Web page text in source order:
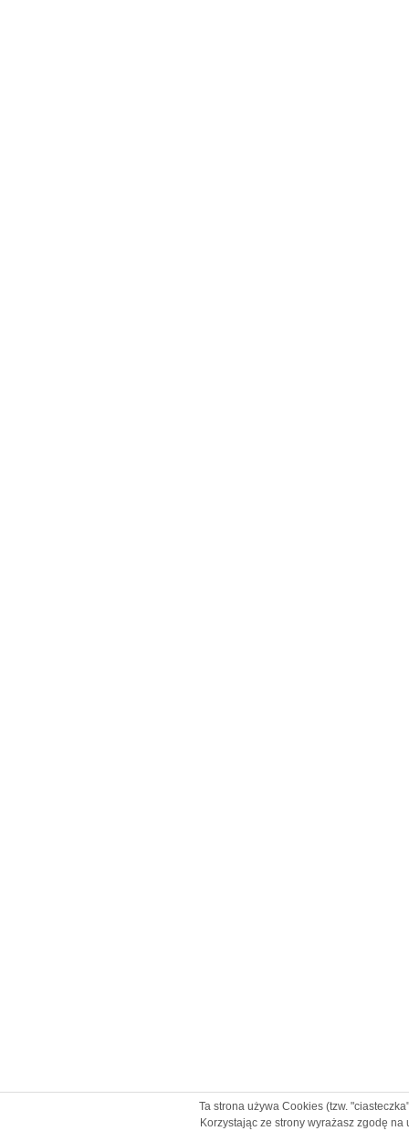
Ta strona używa Cookies (tzw.
Korzystając ze strony wyrażasz zgodę